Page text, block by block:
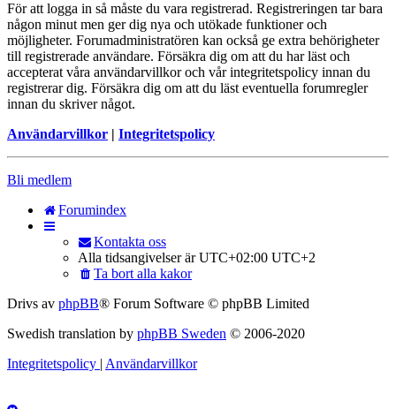
För att logga in så måste du vara registrerad. Registreringen tar bara
någon minut men ger dig nya och utökade funktioner och
möjligheter. Forumadministratören kan också ge extra behörigheter
till registrerade användare. Försäkra dig om att du har läst och
accepterat våra användarvillkor och vår integritetspolicy innan du
registrerar dig. Försäkra dig om att du läst eventuella forumregler
innan du skriver något.
Användarvillkor | Integritetspolicy
Bli medlem
Forumindex
Kontakta oss
Alla tidsangivelser är UTC+02:00 UTC+2
Ta bort alla kakor
Drivs av phpBB® Forum Software © phpBB Limited
Swedish translation by phpBB Sweden © 2006-2020
Integritetspolicy | Användarvillkor